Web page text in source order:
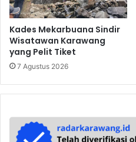
Kades Mekarbuana Sindir
Wisatawan Karawang
yang Pelit Tiket
7 Agustus 2026